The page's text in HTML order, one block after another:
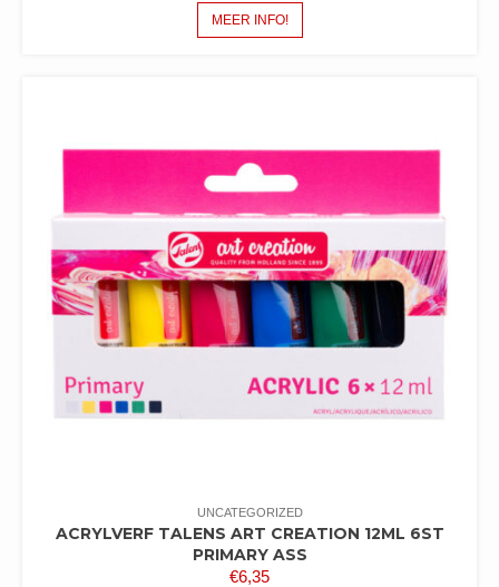
MEER INFO!
UNCATEGORIZED
ACRYLVERF TALENS ART CREATION 12ML 6ST
PRIMARY ASS
€6,35